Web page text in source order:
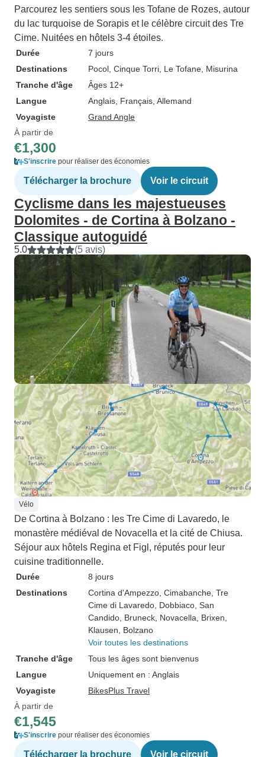
Parcourez les sentiers sous les Tofane de Rozes, autour
du lac turquoise de Sorapis et le célèbre circuit des Tre
Cime. Nuitées en hôtels 3-4 étoiles.
Durée
7 jours
Destinations
Pocol , Cinque Torri , Le Tofane , Misurina
Tranche d'âge
Âges 12+
Langue
Anglais, Français, Allemand
Voyagiste
Grand Angle
À partir de
€1,300
S'inscrire pour réaliser des économies
Télécharger la brochure Voir le circuit
Cyclisme dans les majestueuses
Dolomites - de Cortina à Bolzano -
Classique autoguidé
5.0 (5 avis)
Vélo
De Cortina à Bolzano : les Tre Cime di Lavaredo, le
monastère médiéval de Novacella et la cité de Chiusa.
Séjour aux hôtels Regina et Figl, réputés pour leur
cuisine traditionnelle.
Durée
8 jours
Destinations
Cortina d'Ampezzo , Cimabanche , Tre
Cime di Lavaredo , Dobbiaco , San
Candido , Bruneck , Novacella , Brixen
Klausen , Bolzano
Voir toutes les destinations
Tranche d'âge
Tous les âges sont bienvenus
Langue
Uniquement en : Anglais
Voyagiste
BikesPlus Travel
À partir de
€1,545
S'inscrire pour réaliser des économies
Télécharger la brochure Voir le circuit